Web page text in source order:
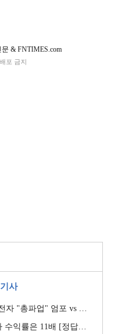
& FNTIMES.com
포 금지
사
포 vs 삼성重 '노사 원팀' 자처
률은 11배 [정답은 TSR]